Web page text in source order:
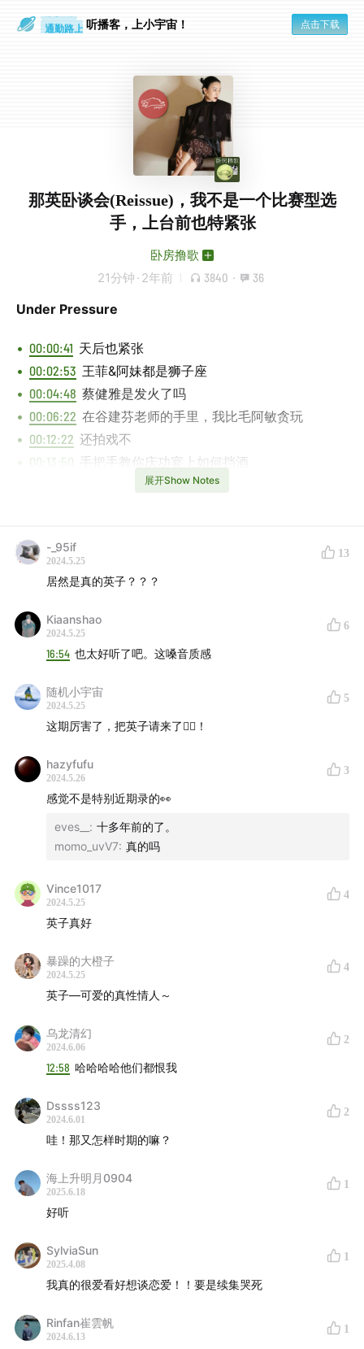
通勤路上 听播客，上小宇宙！ 点击下载
那英卧谈会(Reissue)，我不是一个比赛型选
手，上台前也特紧张
卧房撸歌
21分钟 · 2年前 3840 · 36
Under Pressure
00:00:41 天后也紧张
00:02:53 王菲&阿妹都是狮子座
00:04:48 蔡健雅是发火了吗
00:06:22 在谷建芬老师的手里，我比毛阿敏贪玩
00:12:22 还拍戏不
00:13:50 手把手教你庆功宴上如何挡酒
介绍一盒卡带
那英 - 为你朝思暮想
男生宿舍
陶喆 王力宏
谢霆锋 关楚耀
黄家强
苏永康 许志安
杜德伟
方文山 黄俊郎
周华健 赵传 张信哲 品冠
张洪量
任贤齐 吴克群
陈楚生 林志颖
裘德1 2 肖骏 安雨
鱼翅 Leo1Bee
女生宿舍
孙燕姿1 2
蔡健雅 蔡依林
张惠妹 A-Lin 范晓萱
林忆莲 陈慧娴
徐佳莹
黄龄 伊能静
那英 丁当
容祖儿 周笔畅 张靓颖
田馥甄 万芳 雷光夏1
阿肆 朱婧汐
展开Show Notes
-_95if
2024.5.25
13
居然是真的英子？？？
Kiaanshao
2024.5.25
6
16:54 也太好听了吧。这嗓音质感
随机小宇宙
2024.5.25
5
这期厉害了，把英子请来了👍🏻！
hazyfufu
2024.5.26
3
感觉不是特别近期录的👀
eves__ : 十多年前的了。
momo_uvV7: 真的吗
Vince1017
2024.5.25
4
英子真好
暴躁的大橙子
2024.5.25
4
英子—可爱的真性情人～
乌龙清幻
2024.6.06
2
12:58 哈哈哈哈他们都恨我
Dssss123
2024.6.01
2
哇！那又怎样时期的嘛？
海上升明月0904
2025.6.18
1
好听
SylviaSun
2025.4.08
1
我真的很爱看好想谈恋爱！！要是续集哭死
Rinfan崔雲帆
2024.6.13
1